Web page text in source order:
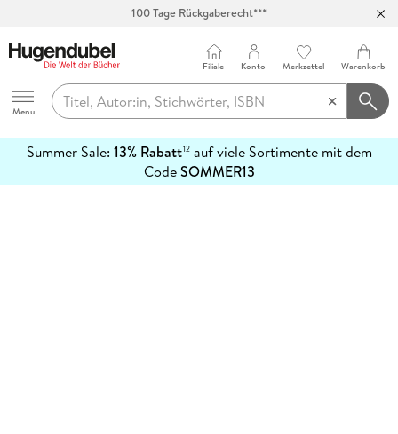
100 Tage Rückgaberecht***
Hugendubel
Menu
Filiale Konto Merkzettel Warenkorb
Summer Sale: 13% Rabatt12auf viele Sortimente mit dem
CodeSOMMER13
erfahren